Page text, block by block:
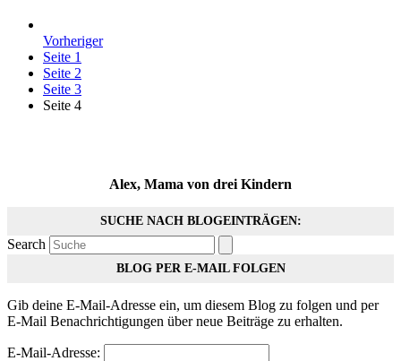
Vorheriger
Seite 1
Seite 2
Seite 3
Seite 4
Alex, Mama von drei Kindern
SUCHE NACH BLOGEINTRÄGEN:
Search
BLOG PER E-MAIL FOLGEN
Gib deine E-Mail-Adresse ein, um diesem Blog zu folgen und per
E-Mail Benachrichtigungen über neue Beiträge zu erhalten.
E-Mail-Adresse: